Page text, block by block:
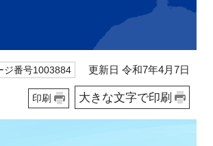
ジ番号1003884 更新日 令和7年4月7日
印刷 大きな文字で印刷